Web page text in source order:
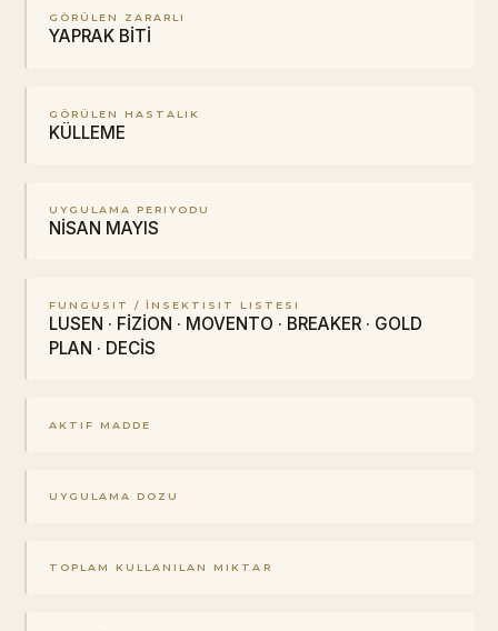
GÖRÜLEN ZARARLI
YAPRAK BİTİ
GÖRÜLEN HASTALIK
KÜLLEME
UYGULAMA PERIYODU
NİSAN MAYIS
FUNGUSIT / İNSEKTISIT LISTESI
LUSEN · FİZİON · MOVENTO · BREAKER · GOLD
PLAN · DECİS
AKTIF MADDE
UYGULAMA DOZU
TOPLAM KULLANILAN MIKTAR